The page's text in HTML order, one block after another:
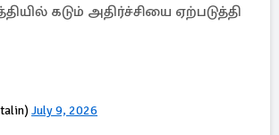
கடும் அதிர்ச்சியை ஏற்படுத்தி
July 9, 2026